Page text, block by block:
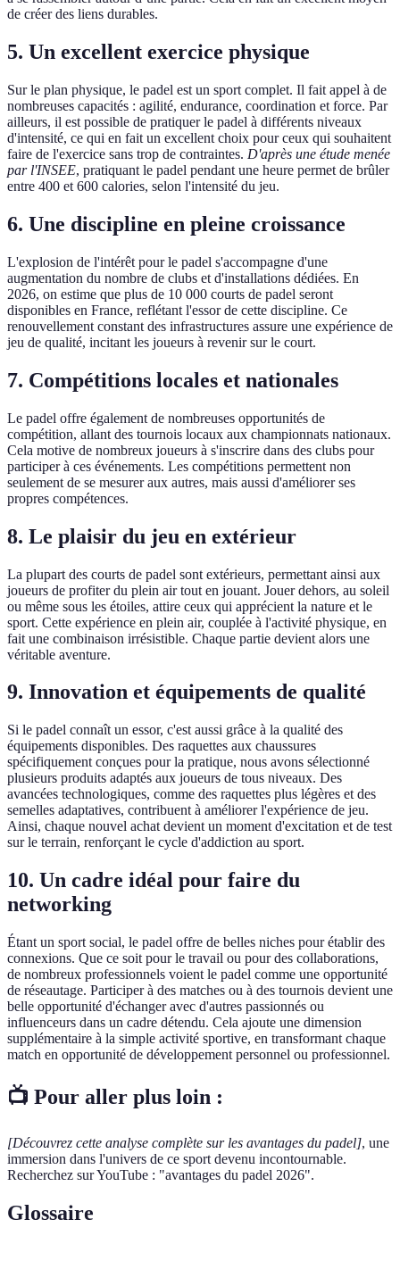
de créer des liens durables.
5. Un excellent exercice physique
Sur le plan physique, le padel est un sport complet. Il fait appel à de
nombreuses capacités : agilité, endurance, coordination et force. Par
ailleurs, il est possible de pratiquer le padel à différents niveaux
d'intensité, ce qui en fait un excellent choix pour ceux qui souhaitent
faire de l'exercice sans trop de contraintes. D'après une étude menée
par l'INSEE, pratiquant le padel pendant une heure permet de brûler
entre 400 et 600 calories, selon l'intensité du jeu.
6. Une discipline en pleine croissance
L'explosion de l'intérêt pour le padel s'accompagne d'une
augmentation du nombre de clubs et d'installations dédiées. En
2026, on estime que plus de 10 000 courts de padel seront
disponibles en France, reflétant l'essor de cette discipline. Ce
renouvellement constant des infrastructures assure une expérience de
jeu de qualité, incitant les joueurs à revenir sur le court.
7. Compétitions locales et nationales
Le padel offre également de nombreuses opportunités de
compétition, allant des tournois locaux aux championnats nationaux.
Cela motive de nombreux joueurs à s'inscrire dans des clubs pour
participer à ces événements. Les compétitions permettent non
seulement de se mesurer aux autres, mais aussi d'améliorer ses
propres compétences.
8. Le plaisir du jeu en extérieur
La plupart des courts de padel sont extérieurs, permettant ainsi aux
joueurs de profiter du plein air tout en jouant. Jouer dehors, au soleil
ou même sous les étoiles, attire ceux qui apprécient la nature et le
sport. Cette expérience en plein air, couplée à l'activité physique, en
fait une combinaison irrésistible. Chaque partie devient alors une
véritable aventure.
9. Innovation et équipements de qualité
Si le padel connaît un essor, c'est aussi grâce à la qualité des
équipements disponibles. Des raquettes aux chaussures
spécifiquement conçues pour la pratique, nous avons sélectionné
plusieurs produits adaptés aux joueurs de tous niveaux. Des
avancées technologiques, comme des raquettes plus légères et des
semelles adaptatives, contribuent à améliorer l'expérience de jeu.
Ainsi, chaque nouvel achat devient un moment d'excitation et de test
sur le terrain, renforçant le cycle d'addiction au sport.
10. Un cadre idéal pour faire du
networking
Étant un sport social, le padel offre de belles niches pour établir des
connexions. Que ce soit pour le travail ou pour des collaborations,
de nombreux professionnels voient le padel comme une opportunité
de réseautage. Participer à des matches ou à des tournois devient une
belle opportunité d'échanger avec d'autres passionnés ou
influenceurs dans un cadre détendu. Cela ajoute une dimension
supplémentaire à la simple activité sportive, en transformant chaque
match en opportunité de développement personnel ou professionnel.
📺 Pour aller plus loin :
[Découvrez cette analyse complète sur les avantages du padel], une
immersion dans l'univers de ce sport devenu incontournable.
Recherchez sur YouTube : "avantages du padel 2026".
Glossaire